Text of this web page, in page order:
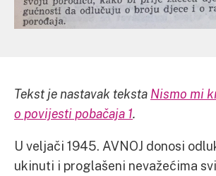
Tekst je nastavak teksta Nismo mi
o povijesti pobačaja 1.
U veljači 1945. AVNOJ donosi
ukinuti i proglašeni nevažećima